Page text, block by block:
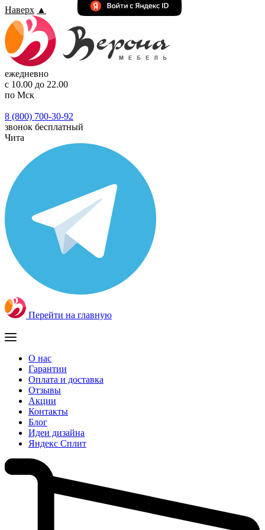
Наверх ▲
ежедневно
с 10.00 до 22.00
по Мск
8 (800) 700-30-92
звонок бесплатный
Чита
Перейти на главную
О нас
Гарантии
Оплата и доставка
Отзывы
Акции
Контакты
Блог
Идеи дизайна
Яндекс Сплит